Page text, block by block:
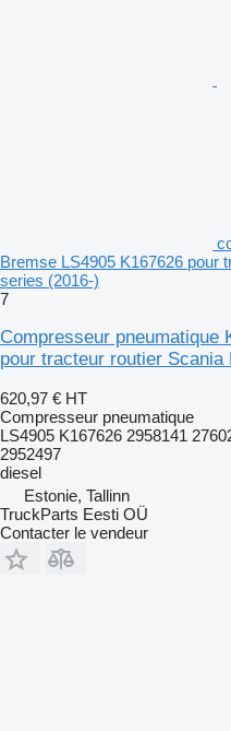
Bremse LS4905 K167626 pour
series (2016-)
7
Compresseur pneumatique
pour tracteur routier
620,97 € HT
Compresseur pneumatique
LS4905 K167626 2958141
2952497
diesel
Estonie, Tallinn
TruckParts Eesti OÜ
Contacter le vendeur